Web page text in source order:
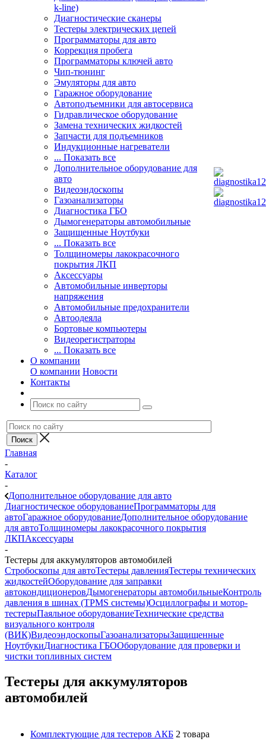
k-line)
Диагностические сканеры
Тестеры электрических цепей
Программаторы для авто
Коррекция пробега
Программаторы ключей авто
Чип-тюнинг
Эмуляторы для авто
Гаражное оборудование
Автоподъемники для автосервиса
Гидравлическое оборудование
Замена технических жидкостей
Запчасти для подъемников
Индукционные нагреватели
... Показать все
Дополнительное оборудование для
авто
Видеоэндоскопы
Газоанализаторы
Диагностика ГБО
Дымогенераторы автомобильные
Защищенные Ноутбуки
... Показать все
Толщиномеры лакокрасочного
покрытия ЛКП
Аксессуары
Автомобильные инверторы
напряжения
Автомобильные предохранители
Автоодеяла
Бортовые компьютеры
Видеорегистраторы
... Показать все
О компании
О компании Новости
Контакты
Главная
-
Каталог
-
Дополнительное оборудование для авто
Диагностическое оборудованиеПрограмматоры для
автоГаражное оборудованиеДополнительное оборудование
для автоТолщиномеры лакокрасочного покрытия
ЛКПАксессуары
-
Тестеры для аккумуляторов автомобилей
Стробоскопы для автоТестеры давленияТестеры технических
жидкостейОборудование для заправки
автокондиционеровДымогенераторы автомобильныеКонтроль
давления в шинах (TPMS системы)Осциллографы и мотор-
тестерыПаяльное оборудованиеТехнические средства
визуального контроля
(ВИК)ВидеоэндоскопыГазоанализаторыЗащищенные
НоутбукиДиагностика ГБООборудование для проверки и
чистки топливных систем
Тестеры для аккумуляторов
автомобилей
Комплектующие для тестеров АКБ 2 товара